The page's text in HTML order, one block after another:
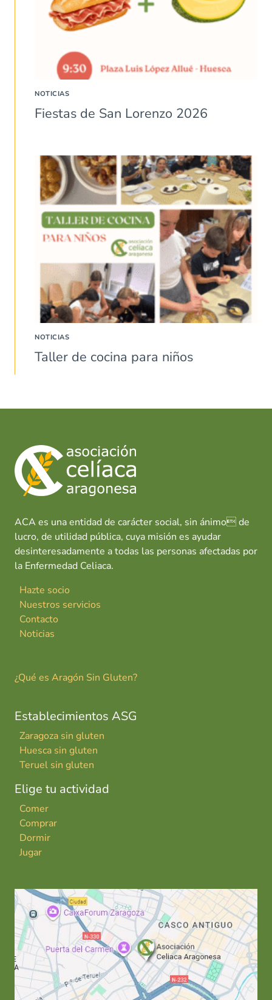
NOTICIAS
Fiestas de San Lorenzo 2026
NOTICIAS
Taller de cocina para niños
ACA es una entidad de carácter social, sin ánimo de
lucro, de utilidad pública, cuya misión es ayudar
desinteresadamente a todas las personas afectadas por
la Enfermedad Celiaca.
Hazte socio
Nuestros servicios
Contacto
Noticias
¿Qué es Aragón Sin Gluten?
Establecimientos ASG
Zaragoza sin gluten
Huesca sin gluten
Teruel sin gluten
Elige tu actividad
Comer
Comprar
Dormir
Jugar